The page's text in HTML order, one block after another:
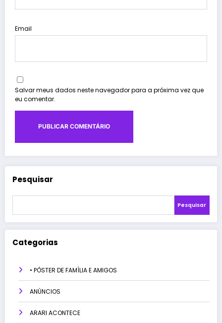
Email
Salvar meus dados neste navegador para a próxima vez que
eu comentar.
Pesquisar
Pesquisar
Categorias
• PÔSTER DE FAMÍLIA E AMIGOS
ANÚNCIOS
ARARI ACONTECE